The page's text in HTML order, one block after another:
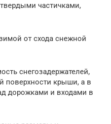
частичками,
от схода снежной
снегозадержателей,
поверхности крыши, а в
дорожками и входами в